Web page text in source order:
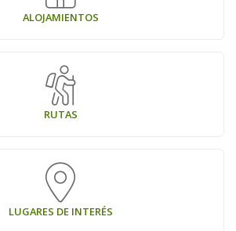
ALOJAMIENTOS
RUTAS
LUGARES DE INTERÉS